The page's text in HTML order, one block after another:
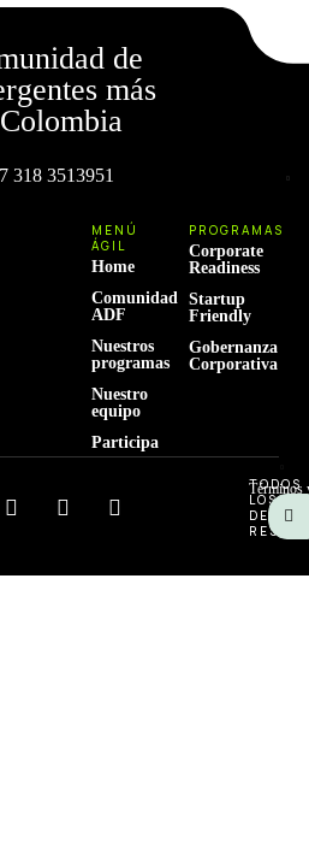
de
más
318 3513951
MENÚ
ÁGIL
Home
Comunidad
ADF
Nuestros
programas
Nuestro
equipo
Participa
PROGRAMAS
Corporate
Readiness
Startup
Friendly
Gobernanza
Corporativa
TODOS
LOS
Términos